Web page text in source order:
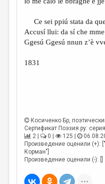
РЕЦЕНЗИРОВАНИЕ
ЦИКЛЫ ПУБЛИКАЦИЙ
Ce sei ppiú stata da
Accusí llui: da sí che
Ggesú Ggesú nnun z’è
1831
Косиченко Бр,
Сертификат Поэзия.ру:
2 |
0 | 125 |
Произведение оценили (+):
Корман"]
Произведение оценили (-): []